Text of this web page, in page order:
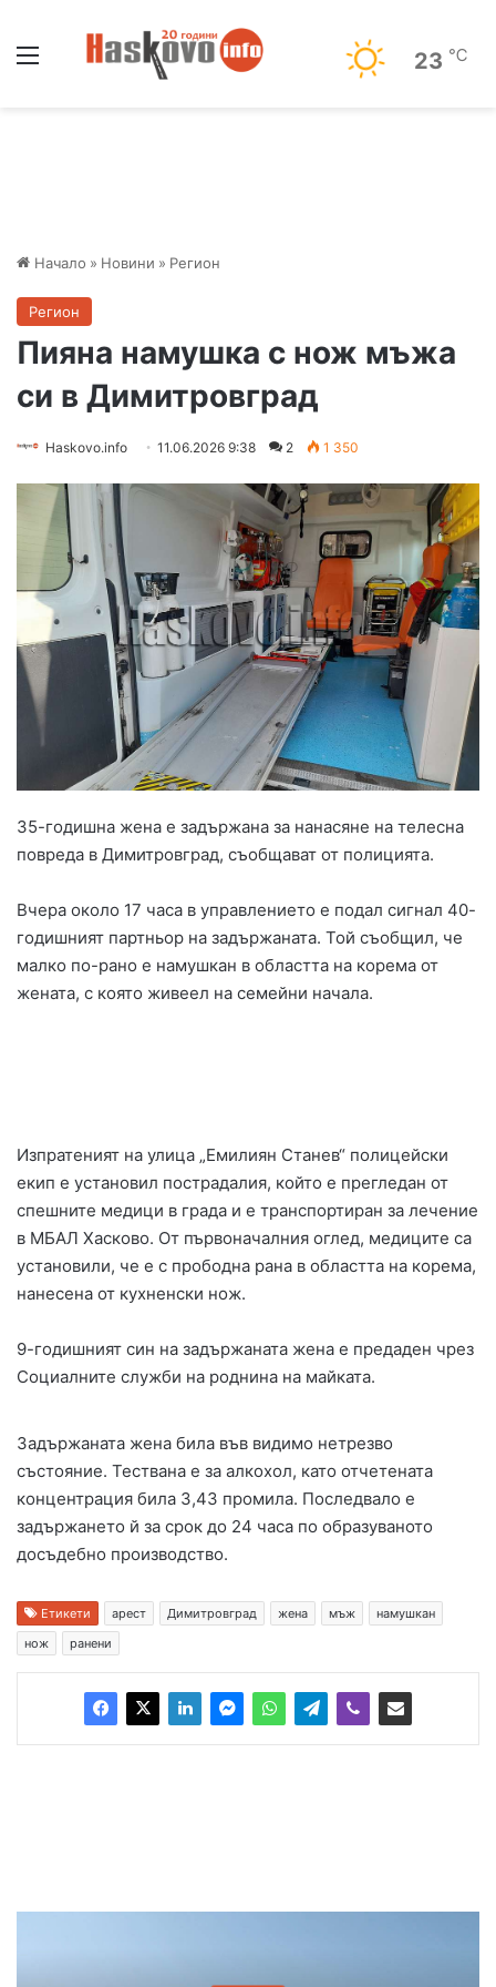
23 ℃
Начало » Новини » Регион
Регион
Пияна намушка с нож мъжа
си в Димитровград
Haskovo.info 11.06.2026 9:38 2 1 350
35-годишна жена е задържана за нанасяне на телесна
повреда в Димитровград, съобщават от полицията.
Вчера около 17 часа в управлението е подал сигнал 40-
годишният партньор на задържаната. Той съобщил, че
малко по-рано е намушкан в областта на корема от
жената, с която живеел на семейни начала.
Изпратеният на улица „Емилиян Станев“ полицейски
екип е установил пострадалия, който е прегледан от
спешните медици в града и е транспортиран за лечение
в МБАЛ Хасково. От първоначалния оглед, медиците са
установили, че е с прободна рана в областта на корема,
нанесена от кухненски нож.
9-годишният син на задържаната жена е предаден чрез
Социалните служби на роднина на майката.
Задържаната жена била във видимо нетрезво
състояние. Тествана е за алкохол, като отчетената
концентрация била 3,43 промила. Последвало е
задържането й за срок до 24 часа по образуваното
досъдебно производство.
Етикети арест Димитровград жена мъж
намушкан
нож
ранени